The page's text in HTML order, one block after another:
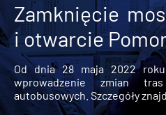
Zamknięcie
i otwarcie
Od dnia 28 maja 2022
wprowadzenie zmian
autobusowych. Szczegóły